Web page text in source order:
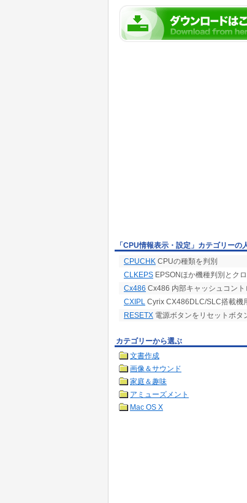
「CPU情報表示・設定」カテゴリーの
CPUCHK CPUの種類を判別
CLKEPS EPSONほか機種判別とク
Cx486 Cx486 内部キャッシュコン
CXIPL Cyrix CX486DLC/SLC搭載機
RESETX 電源ボタンをリセットボタ
カテゴリーから選ぶ
文書作成
画像＆サウンド
家庭＆趣味
アミューズメント
Mac OS X